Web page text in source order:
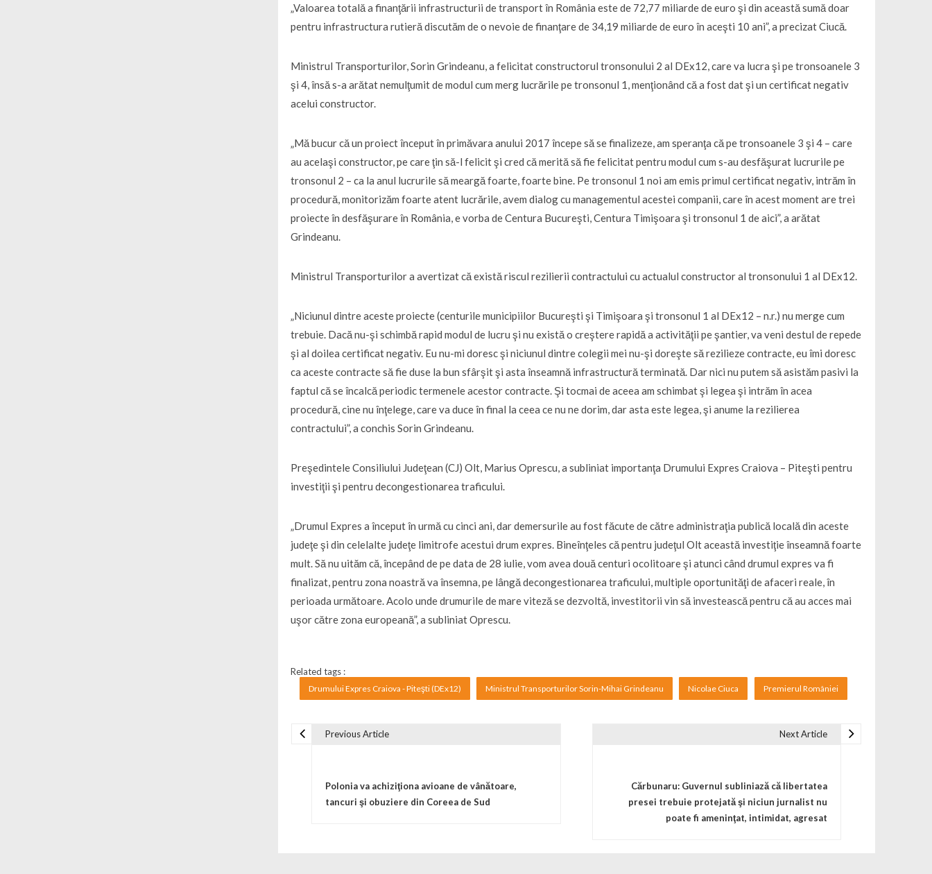
„Valoarea totală a finanţării infrastructurii de transport în România este de 72,77 miliarde de euro şi din această sumă doar
pentru infrastructura rutieră discutăm de o nevoie de finanţare de 34,19 miliarde de euro în aceşti 10 ani”, a precizat Ciucă.
Ministrul Transporturilor, Sorin Grindeanu, a felicitat constructorul tronsonului 2 al DEx12, care va lucra şi pe tronsoanele 3
şi 4, însă s-a arătat nemulţumit de modul cum merg lucrările pe tronsonul 1, menţionând că a fost dat şi un certificat negativ
acelui constructor.
„Mă bucur că un proiect început în primăvara anului 2017 începe să se finalizeze, am speranţa că pe tronsoanele 3 şi 4 – care
au acelaşi constructor, pe care ţin să-l felicit şi cred că merită să fie felicitat pentru modul cum s-au desfăşurat lucrurile pe
tronsonul 2 – ca la anul lucrurile să meargă foarte, foarte bine. Pe tronsonul 1 noi am emis primul certificat negativ, intrăm în
procedură, monitorizăm foarte atent lucrările, avem dialog cu managementul acestei companii, care în acest moment are trei
proiecte în desfăşurare în România, e vorba de Centura Bucureşti, Centura Timişoara şi tronsonul 1 de aici”, a arătat
Grindeanu.
Ministrul Transporturilor a avertizat că există riscul rezilierii contractului cu actualul constructor al tronsonului 1 al DEx12.
„Niciunul dintre aceste proiecte (centurile municipiilor Bucureşti şi Timişoara şi tronsonul 1 al DEx12 – n.r.) nu merge cum
trebuie. Dacă nu-şi schimbă rapid modul de lucru şi nu există o creştere rapidă a activităţii pe şantier, va veni destul de repede
şi al doilea certificat negativ. Eu nu-mi doresc şi niciunul dintre colegii mei nu-şi doreşte să rezilieze contracte, eu îmi doresc
ca aceste contracte să fie duse la bun sfârşit şi asta înseamnă infrastructură terminată. Dar nici nu putem să asistăm pasivi la
faptul că se încalcă periodic termenele acestor contracte. Şi tocmai de aceea am schimbat şi legea şi intrăm în acea
procedură, cine nu înţelege, care va duce în final la ceea ce nu ne dorim, dar asta este legea, şi anume la rezilierea
contractului”, a conchis Sorin Grindeanu.
Preşedintele Consiliului Judeţean (CJ) Olt, Marius Oprescu, a subliniat importanţa Drumului Expres Craiova – Piteşti pentru
investiţii şi pentru decongestionarea traficului.
„Drumul Expres a început în urmă cu cinci ani, dar demersurile au fost făcute de către administraţia publică locală din aceste
judeţe şi din celelalte judeţe limitrofe acestui drum expres. Bineînţeles că pentru judeţul Olt această investiţie înseamnă foarte
mult. Să nu uităm că, începând de pe data de 28 iulie, vom avea două centuri ocolitoare şi atunci când drumul expres va fi
finalizat, pentru zona noastră va însemna, pe lângă decongestionarea traficului, multiple oportunităţi de afaceri reale, în
perioada următoare. Acolo unde drumurile de mare viteză se dezvoltă, investitorii vin să investească pentru că au acces mai
uşor către zona europeană”, a subliniat Oprescu.
Related tags :
Drumului Expres Craiova - Piteşti (DEx12) Ministrul Transporturilor Sorin-Mihai Grindeanu Nicolae Ciuca Premierul României
Previous Article
Polonia va achiziţiona avioane de vânătoare,
tancuri şi obuziere din Coreea de Sud
Next Article
Cărbunaru: Guvernul subliniază că libertatea
presei trebuie protejată şi niciun jurnalist nu
poate fi ameninţat, intimidat, agresat